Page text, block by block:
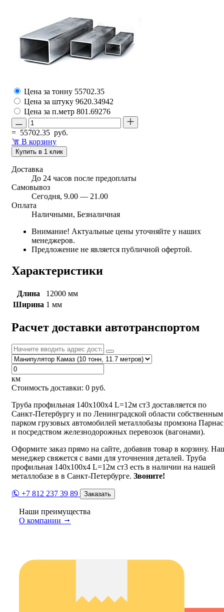
Цена за тонну 55702.35
Цена за штуку 9620.34942
Цена за п.метр 801.69276
= 55702.35 руб.
В корзину
Купить в 1 клик
Доставка
До 24 часов после предоплаты
Самовывоз
Сегодня, 9.00 — 21.00
Оплата
Наличными, Безналичная
Внимание! Актуальные цены уточняйте у наших
менеджеров.
Предложение не является публичной офертой.
Характеристики
Длина
12000 мм
Ширина 1 мм
Расчет доставки автотранспортом
км
Стоимость доставки: 0 руб.
Труба профильная 140х100х4 L=12м ст3 доставляется по
Санкт-Петербургу и по Ленинградской области собственным
парком грузовых автомобилей металлобазы промзона Парнас
и посредством железнодорожных перевозок (вагонами).
Оформите заказ прямо на сайте, добавив товар в корзину.
менеджер свяжется с вами для уточнения деталей. Труба
профильная 140х100х4 L=12м ст3 есть в наличии на нашей
металлобазе в в Санкт-Петербурге. Звоните!
+7 812 237 39 89 Заказать
Наши преимущества
О компании